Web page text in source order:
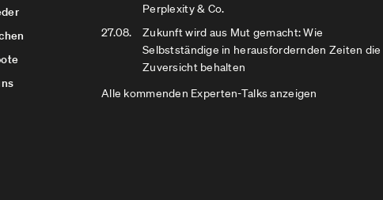
Perplexity & Co.
27.08.
Zukunft wird aus Mut gemacht: Wie
Selbstständige in herausfordernden Zeiten die
Zuversicht behalten
Alle kommenden Experten-Talks anzeigen